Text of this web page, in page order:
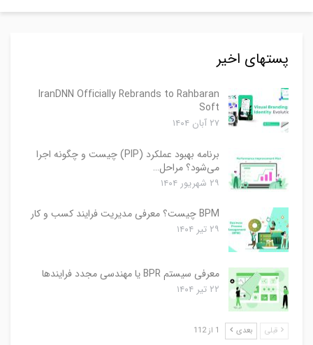
پستهای اخیر
IranDNN Officially Rebrands to Rahbaran
Soft
۲۷ آبان ۱۴۰۴
برنامه بهبود عملکرد (PIP) چیست و چگونه اجرا
می‌شود؟ مراحل…
۲۹ شهریور ۱۴۰۴
BPM چیست؟ معرفی مدیریت فرایند کسب و کار
۲۹ تیر ۱۴۰۴
معرفی سیستم BPR یا مهندسی مجدد فرایندها
۲۲ تیر ۱۴۰۴
قبلی بعدی 1 از 112